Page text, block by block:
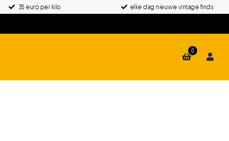
35 euro per kilo elke dag nieuwe vintage finds
0